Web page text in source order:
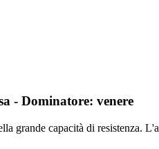
- Dominatore: venere
grande capacità di resistenza.